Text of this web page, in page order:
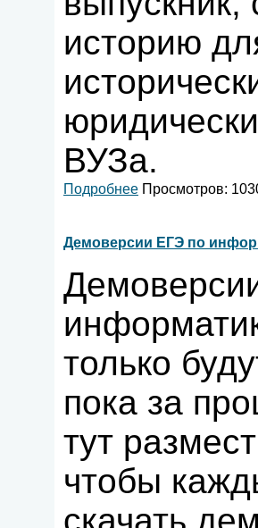
историю
ВУЗа.
Подробнее Просмотров:
Демоверсии ЕГЭ по
только
пока за
тут
чтобы
скачать